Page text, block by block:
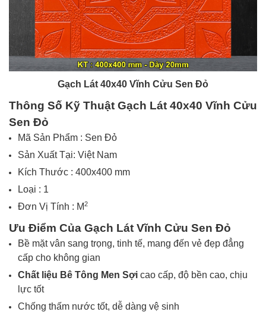
Gạch Lát 40x40 Vĩnh Cửu Sen Đỏ
Thông Số Kỹ Thuật Gạch Lát 40x40 Vĩnh Cửu
Sen Đỏ
Mã Sản Phẩm : Sen Đỏ
Sản Xuất Tại: Việt Nam
Kích Thước : 400x400 mm
Loại : 1
Đơn Vị Tính : M2
Ưu Điểm Của Gạch Lát Vĩnh Cửu Sen Đỏ
Bề mặtvân sang trọng, tinh tế, mang đến vẻ đẹp đẳng
cấp cho không gian
Chất liệu Bê Tông Men Sợi cao cấp, độ bền cao, chịu
lực tốt
Chống thấm nước tốt, dễ dàng vệ sinh